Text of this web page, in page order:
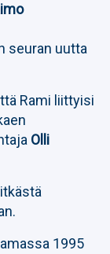
seuran uutta
Rami liittyisi
Olli
1995